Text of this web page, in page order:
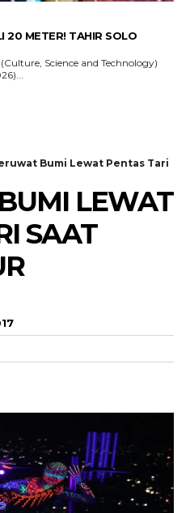
20 METER! TAHIR SOLO
Science and Technology)